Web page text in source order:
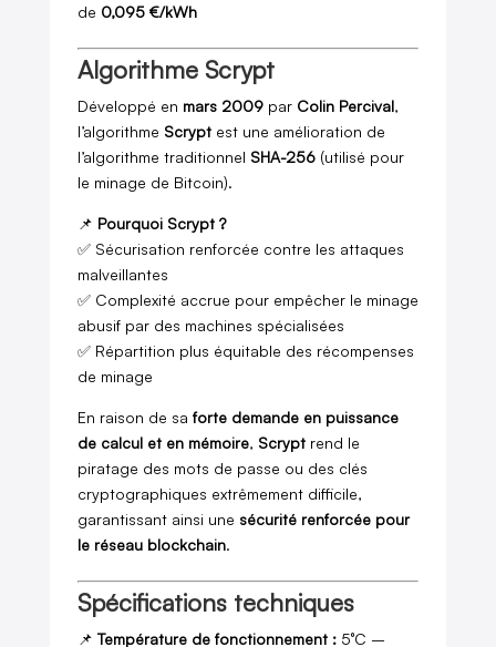
de 0,095 €/kWh
Algorithme Scrypt
Développé en mars 2009par Colin Percival,
l’algorithme Scryptest une amélioration de
l’algorithme traditionnel SHA-256(utilisé pour
le minage de Bitcoin).
📌 Pourquoi Scrypt ?
✅ Sécurisation renforcée contre les attaques
malveillantes
✅ Complexité accrue pour empêcher le minage
abusif par des machines spécialisées
✅ Répartition plus équitable des récompenses
de minage
En raison de sa forte demande en puissance
de calcul et en mémoire, Scryptrend le
piratage des mots de passe ou des clés
cryptographiques extrêmement difficile,
garantissant ainsi une sécurité renforcée pour
le réseau blockchain.
Spécifications techniques
📌 Température de fonctionnement :5°C –